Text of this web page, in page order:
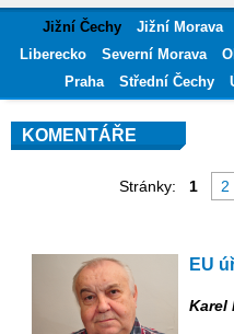
Jižní Čechy Jižní Morava
Liberecko
Severní Morava
Praha
Střední Čechy
KOMENTÁŘE
Stránky: 1 2
EU
Karel